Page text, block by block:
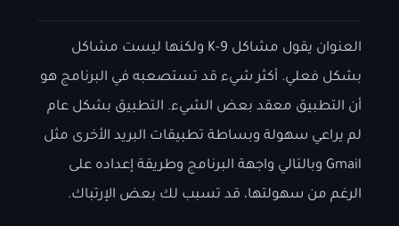
العنوان يقول مشاكل K-9 ولكنها ليست مشاكل
بشكل فعلي. أكثر شيء قد تستصعبه في البرنامج هو
أن التطبيق معقد بعض الشيء. التطبيق بشكل عام
لم يراعي سهولة وبساطة تطبيقات البريد الأخرى مثل
Gmail وبالتالي واجهة البرنامج وطريقة إعداده على
الرغم من سهولتها، قد تسبب لك بعض الإرتباك.